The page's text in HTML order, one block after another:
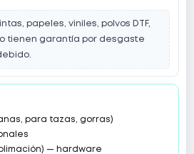
papeles, viniles, polvos DTF,
tienen garantía por desgaste
para tazas, gorras)
— hardware